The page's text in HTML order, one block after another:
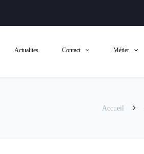
Actualites Contact Métier
Accueil